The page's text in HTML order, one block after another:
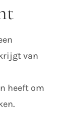
van
heeft om